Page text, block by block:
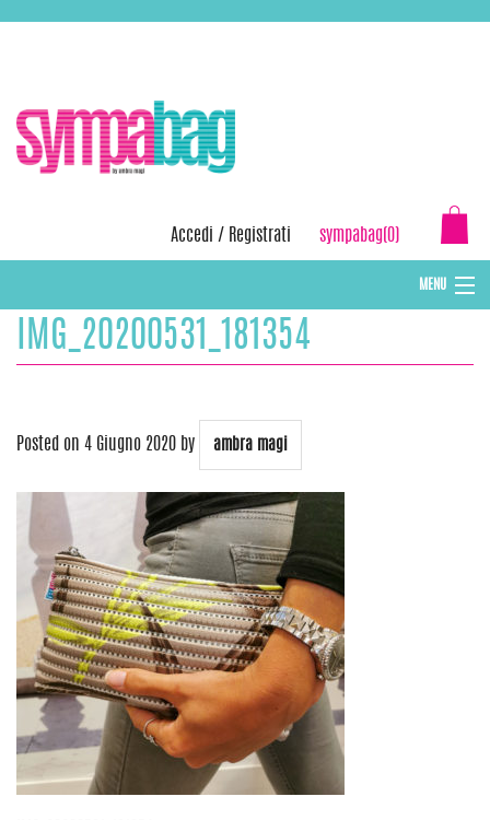
Accedi / Registrati sympabag(0)
MENU
CAPPELLI INVERNALI DONNA
IMG_20200531_181354
Posted on 4 Giugno 2020 by ambra magi